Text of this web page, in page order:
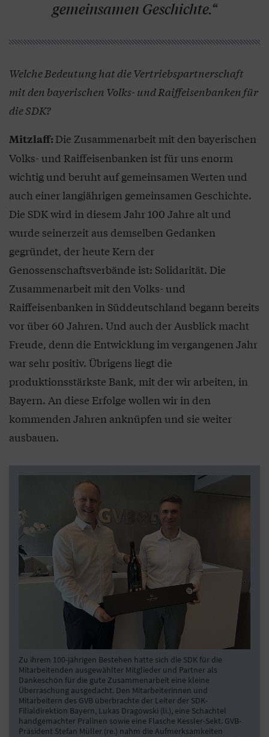
gemeinsamen Geschichte.“
Welche Bedeutung hat die Vertriebspartnerschaft
mit den bayerischen Volks- und Raiffeisenbanken für
die SDK?
Mitzlaff:Die Zusammenarbeit mit den bayerischen
Volks- und Raiffeisenbanken ist für uns enorm
wichtig und beruht auf gemeinsamen Werten und
auch einer langjährigen gemeinsamen Geschichte.
Die SDK wird in diesem Jahr 100 Jahre alt und
wurde seinerzeit aus demselben Gedanken
gegründet, der heute Kern der
Genossenschaftsverbände ist: Solidarität. Die
Zusammenarbeit mit den Volks- und
Raiffeisenbanken in Süddeutschland begann bereits
vor über 60 Jahren. Und auch der Ausblick macht
Freude, denn die Entwicklung im vergangenen Jahr
war sehr positiv. Übrigens liegt die
produktionsstärkste Bank, mit der wir arbeiten, in
Bayern. An diese Erfolge wollen wir in den
kommenden Jahren anknüpfen und sie weiter
ausbauen.
Zu ihrem 100-jährigen Bestehen hatte sich die SDK für die
Mitarbeitenden ausgewählter Mitglieder und Partner als
Dankeschön für die gute Zusammenarbeit eine kleine
Überraschung ausgedacht. Den Mitarbeiterinnen und
Mitarbeitern des GVB überbrachte der Leiter der SDK-
Filialdirektion Bayern, Lukas Dragowski (li.), eine Schachtel
handgemachter Pralinen sowie eine Flasche Kessler-Sekt. GVB-
Präsident Stefan Müller (re.) nahm die Aufmerksamkeiten